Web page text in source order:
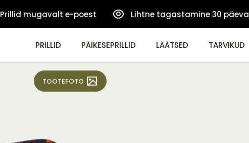
Prillid mugavalt e-poest Lihtne tagastamine 30 päeva
PRILLID PÄIKESEPRILLID LÄÄTSED TARVIKUD
TOOTEFOTO